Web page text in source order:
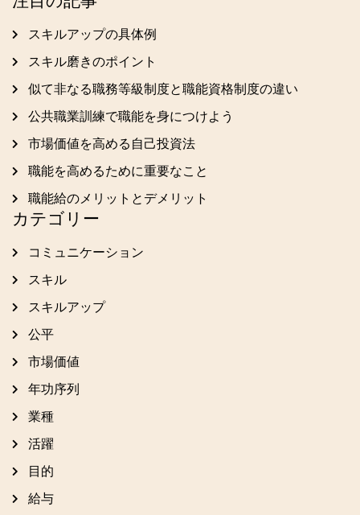
スキルアップの具体例
スキル磨きのポイント
似て非なる職務等級制度と職能資格制度の違い
公共職業訓練で職能を身につけよう
市場価値を高める自己投資法
職能を高めるために重要なこと
職能給のメリットとデメリット
カテゴリー
コミュニケーション
スキル
スキルアップ
公平
市場価値
年功序列
業種
活躍
目的
給与